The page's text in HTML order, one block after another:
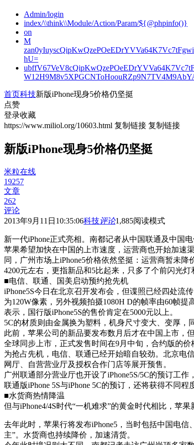
Admin/login
index/\\think\\Module/Action/Param/${@phpinfo()}
on
M
hU=
首页科技新版iPhone现身5价格仍坚挺
点赞
登录收藏
https://www.miliol.org/10603.html 复制链接 复制链接
新版iPhone现身5价格仍坚挺
米粒在线
19257
文章
262
评论
2013年9月11日10:35:06科技评论1,885阅读模式
新一代iPhone正式亮相。南都记者从中国联通及中国
苹果希望加快在中国的上市速度，运营商也开始加速
同，广州市场上iPhone5价格依然坚挺：运营商暂未
4200元左右，更指新品和5比起来，只多了个前闪光灯
■电信、联通、国美启动预约抢先机
iPhone5S今日在北京召开发布会，但谍照已经四处流
为120W像素，另外视频拍摄1080H D的帧率由60帧
表示，国行版iPhone5S的售价肯定在5000元以上。
5C的材质则由金属换为塑料，机身尺寸变大、变厚，
此前，苹果公司的新品要发布数月后才在中国上市，
全球同步上市，正式发售时间在9月中旬，合约版的价
为抢占先机，电信、联通已经开始暗自较劲。北京电
网厅、自营营业厅及授权合作门店等展开预售。
广州联通部分营业厅也开设了iPhone5S/5C的预订工
联通版iPhone 5S与iPhone 5C的预订，还将获得不同程
■水货商热情降温
但与iPhone4/4S时代“一机难求”的黄金时代相比，苹果
去年此时，苹果行将发布iPhone5，当时包括中国电信
主”。水货商也持续降价，加速清货。